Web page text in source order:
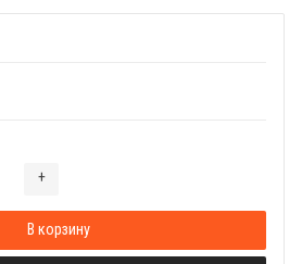
+
В корзину